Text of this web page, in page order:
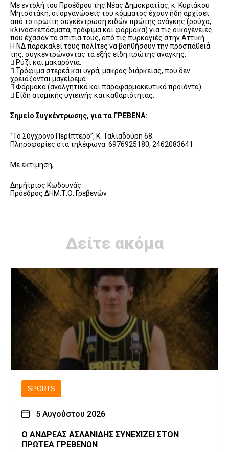
Με εντολή του Προέδρου της Νέας Δημοκρατίας, κ. Κυριάκου
Μητσοτάκη, οι οργανώσεις του κόμματος έχουν ήδη αρχίσει
από το πρωίτη συγκέντρωση ειδών πρώτης ανάγκης (ρούχα,
κλινοσκεπάσματα, τρόφιμα και φάρμακα) για τις οικογένειες
που έχασαν τα σπίτια τους, από τις πυρκαγιές στην Αττική.
Η ΝΔ παρακαλεί τους πολίτες να βοηθήσουν την προσπάθειά
της, συγκεντρώνοντας τα εξής είδη πρώτης ανάγκης:
 Ρύζι και μακαρόνια.
 Τρόφιμα στερεά και υγρά, μακράς διάρκειας, που δεν
χρειάζονται μαγείρεμα.
 Φάρμακα (αναλγητικά και παραφαρμακευτικά προϊόντα).
 Είδη ατομικής υγιεινής και καθαριότητας.
Σημείο Συγκέντρωσης, για τα ΓΡΕΒΕΝΑ:
‘’Το Σύγχρονο Περίπτερο’’, Κ. Ταλιαδούρη 68.
Πληροφορίες στα τηλέφωνα: 6976925180, 2462083641.
Με εκτίμηση,
Δημήτριος Κωδουνάς
Πρόεδρος ΔΗΜ.Τ.Ο. Γρεβενών
Δείτε ακόμα
SPORTS
5 Αυγούστου 2026
Ο ΑΝΔΡΕΑΣ ΑΣΛΑΝΙΔΗΣ ΣΥΝΕΧΙΖΕΙ ΣΤΟΝ
ΠΡΩΤΕΑ ΓΡΕΒΕΝΩΝ